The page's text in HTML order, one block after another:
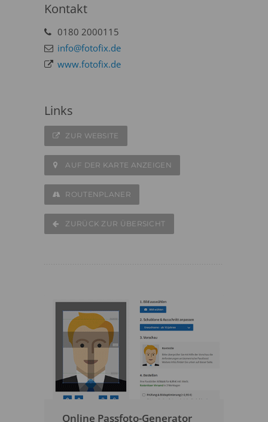
Kontakt
0180 2000115
info@fotofix.de
www.fotofix.de
Links
ZUR WEBSITE
AUF DER KARTE ANZEIGEN
ROUTENPLANER
ZURÜCK ZUR ÜBERSICHT
Online Passfoto-Generator